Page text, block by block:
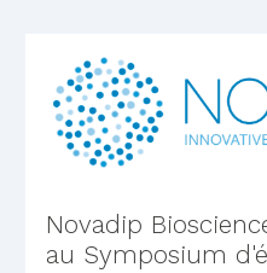
Novadip
au Symposium